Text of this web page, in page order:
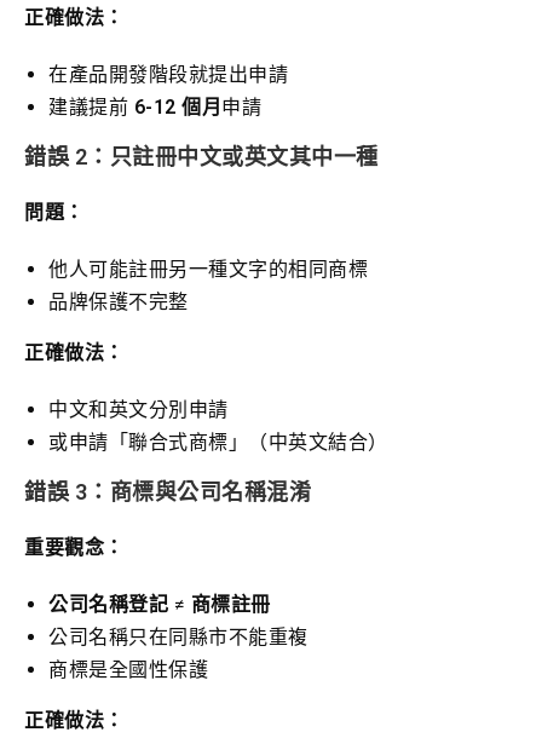
正確做法：
在產品開發階段就提出申請
建議提前 6-12 個月 申請
錯誤 2：只註冊中文或英文其中一種
問題：
他人可能註冊另一種文字的相同商標
品牌保護不完整
正確做法：
中文和英文分別申請
或申請「聯合式商標」（中英文結合）
錯誤 3：商標與公司名稱混淆
重要觀念：
公司名稱登記 ≠ 商標註冊
公司名稱只在同縣市不能重複
商標是全國性保護
正確做法：